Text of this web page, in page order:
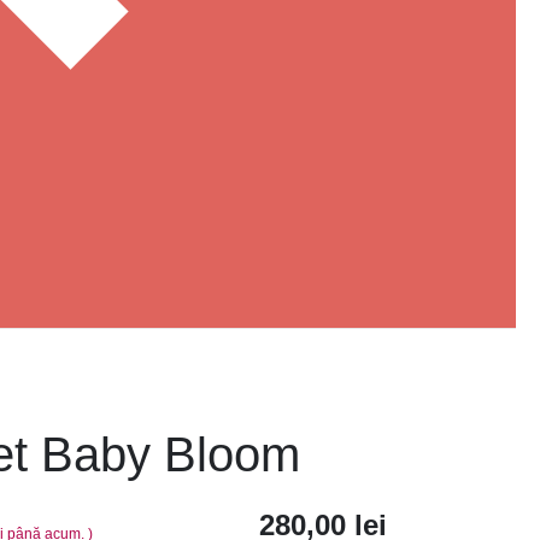
Baby Bloom
până acum. ) 280,00 lei